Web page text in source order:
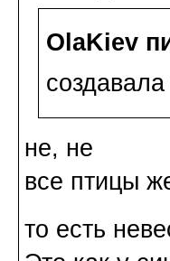
OlaKiev
не, не
все птицы
то есть